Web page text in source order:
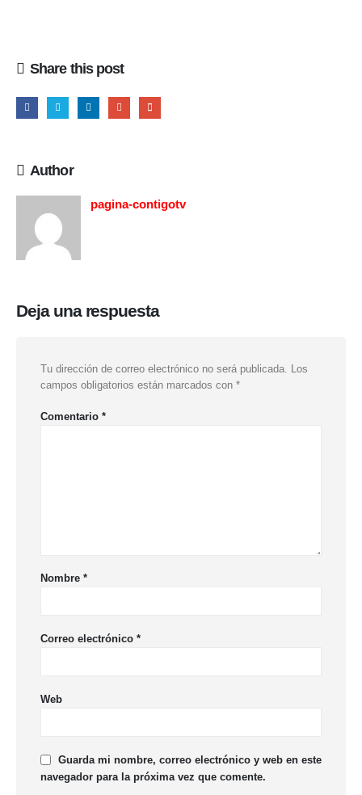
Share this post
Author
pagina-contigotv
Deja una respuesta
Tu dirección de correo electrónico no será publicada. Los
campos obligatorios están marcados con *
Comentario *
Nombre *
Correo electrónico *
Web
Guarda mi nombre, correo electrónico y web en este
navegador para la próxima vez que comente.